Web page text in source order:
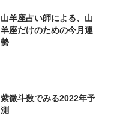
山羊座占い師による、山
羊座だけのための今月運
勢
紫微斗数でみる2022年予
測